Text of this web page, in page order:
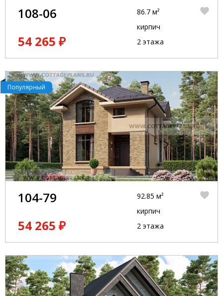
108-06
54 265 ₽
86.7 м²
кирпич
2 этажа
Популярный
104-79
54 265 ₽
92.85 м²
кирпич
2 этажа